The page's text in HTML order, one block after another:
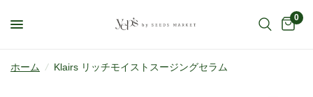
0
ホーム / Klairs リッチモイストスージングセラム